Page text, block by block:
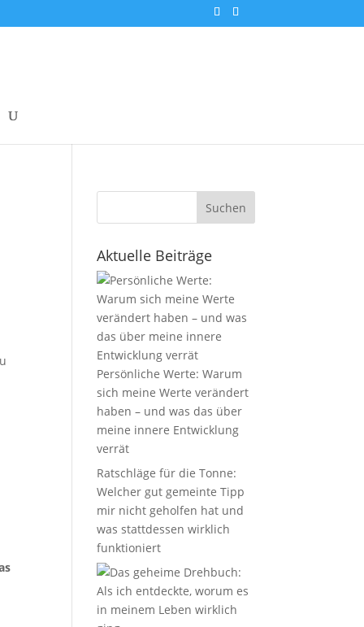
Suchen
Aktuelle Beiträge
Persönliche Werte: Warum
sich meine Werte verändert
haben – und was das über
meine innere Entwicklung
verrät
Ratschläge für die Tonne:
Welcher gut gemeinte Tipp
mir nicht geholfen hat und
was stattdessen wirklich
funktioniert